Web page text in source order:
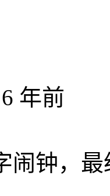
年前
闹钟，